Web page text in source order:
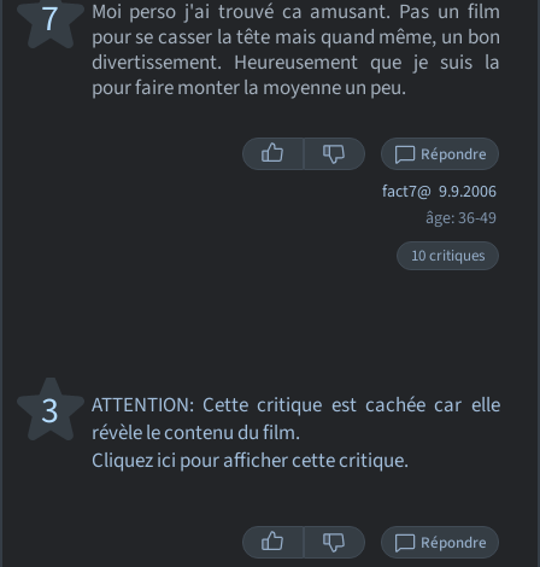
Moi perso j'ai trouvé ca amusant. Pas un film
pour se casser la tête mais quand même, un bon
divertissement. Heureusement que je suis la
pour faire monter la moyenne un peu.
7
Répondre
fact7@ 9.9.2006
âge: 36-49
10 critiques
ATTENTION: Cette critique est cachée car elle
révèle le contenu du film.
Cliquez ici pour afficher cette critique.
3
Répondre